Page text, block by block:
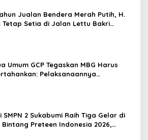
Jualan Bendera Merah Putih, H.
Tetap Setia di Jalan Lettu Bakri
Umum GCP Tegaskan MBG Harus
Pelaksanaannya
SMPN 2 Sukabumi Raih Tiga Gelar di
Bintang Preteen Indonesia 2026,